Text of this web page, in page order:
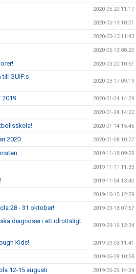
2020-05-20 11:17
2020-05-19 10:01
2020-05-13 11:43
2020-05-13 08:20
2020-03-20 10:51
GUIF:s
2020-03-17 09:19
2019 2020-01-24 14:29
2020-01-24 14:22
2020-01-14 15:45
2020 2020-01-08 10:27
2019-11-18 09:29
2019-11-11 11:33
2019-11-04 13:40
2019-10-10 12:29
28 - 31 oktober! 2019-09-18 07:57
diagnoser i ett idrottsligt
2019-09-16 12:34
Kids! 2019-09-03 11:41
2019-06-28 10:58
12-15 augusti 2019-06-26 14:24